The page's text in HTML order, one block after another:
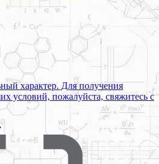
характер. Для получения
условий, пожалуйста, свяжитесь с